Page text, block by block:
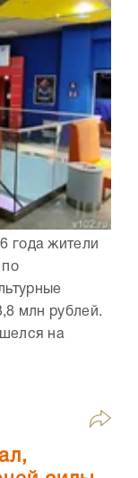
года жители
по
млн рублей.
на